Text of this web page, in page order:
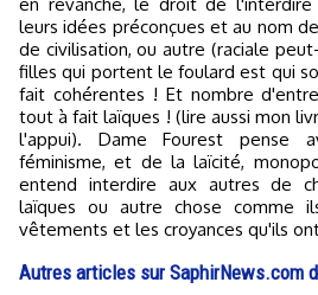
leurs idées préconçues et au nom
de civilisation, ou autre (raciale
filles qui portent le foulard est qui
fait cohérentes ! Et nombre
tout à fait laïques ! (lire aussi mon
l'appui). Dame Fourest pense
féminisme, et de la laïcité,
entend interdire aux autres de
laïques ou autre chose comme
vêtements et les croyances qu'ils
Autres articles sur SaphirNews.com